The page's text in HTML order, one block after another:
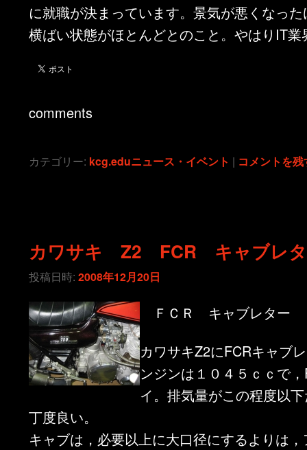
に就職が決まっています。景気が悪くなっ
横ばい状態がほとんどとのこと。やはりIT業
comments
カテゴリー: kcg.eduニュース・イベント | コメントを残
カワサキ Z2 FCR キャブレ
投稿日時:2008年12月20日
ＦＣＲ キャブレター
カワサキZ2にFCRキャブ
ンジンは１０４５ｃｃで
イ。排気量がこの程度以
丁度良い。
キャブは，必要以上に大口径にするよりは